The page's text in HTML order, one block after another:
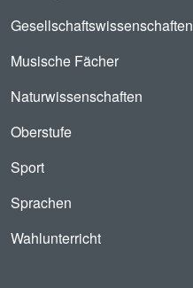
Gesellschaftswissenschaften
Musische Fächer
Naturwissenschaften
Oberstufe
Sport
Sprachen
Wahlunterricht